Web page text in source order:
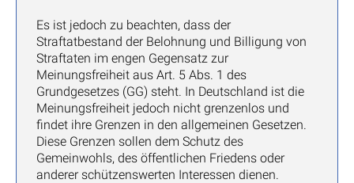
Es ist jedoch zu beachten, dass der
Straftatbestand der Belohnung und Billigung von
Straftaten im engen Gegensatz zur
Meinungsfreiheit aus Art. 5 Abs. 1 des
Grundgesetzes (GG) steht. In Deutschland ist die
Meinungsfreiheit jedoch nicht grenzenlos und
findet ihre Grenzen in den allgemeinen Gesetzen.
Diese Grenzen sollen dem Schutz des
Gemeinwohls, des öffentlichen Friedens oder
anderer schützenswerten Interessen dienen.